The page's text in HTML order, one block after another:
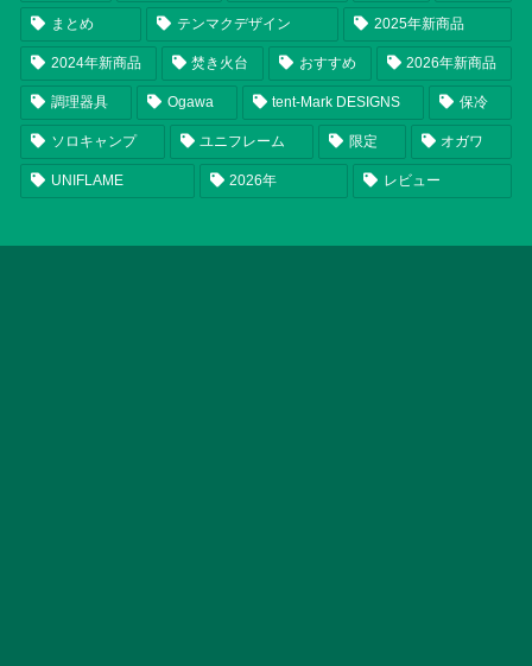
まとめ テンマクデザイン 2025年新商品
2024年新商品 焚き火台 おすすめ 2026年新商品
調理器具 Ogawa tent-Mark DESIGNS 保冷
ソロキャンプ ユニフレーム 限定 オガワ
UNIFLAME 2026年 レビュー